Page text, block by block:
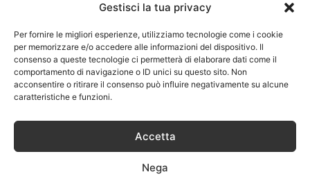
Gestisci la tua privacy
Per fornire le migliori esperienze, utilizziamo tecnologie come i cookie
per memorizzare e/o accedere alle informazioni del dispositivo. Il
consenso a queste tecnologie ci permetterà di elaborare dati come il
comportamento di navigazione o ID unici su questo sito. Non
acconsentire o ritirare il consenso può influire negativamente su alcune
caratteristiche e funzioni.
Accetta
Nega
sospendo dalla
National”
Francia alle urne:
l’attentato potrebbe
influenzare il 28% di
indecisi